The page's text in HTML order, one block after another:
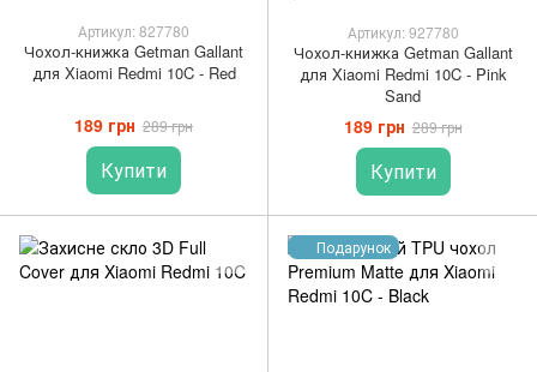
Артикул: 827780
Чохол-книжка Getman Gallant
для Xiaomi Redmi 10C - Red
189 грн 289 грн
Купити
Артикул: 927780
Чохол-книжка Getman Gallant
для Xiaomi Redmi 10C - Pink
Sand
189 грн 289 грн
Купити
Подарунок